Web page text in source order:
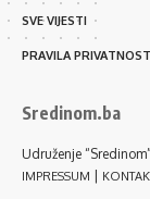
SVE VIJESTI
PRAVILA
Sredinom.ba
Udruženje
IMPRESSUM |